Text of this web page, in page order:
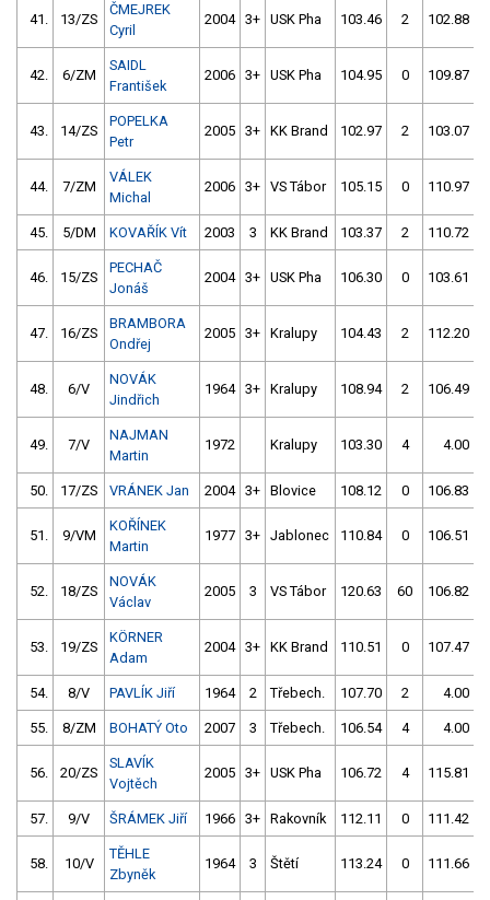
41. 13/ZS
ČMEJREK
Cyril
2004 3+ USK Pha 103.46 2 102.88
42. 6/ZM
SAIDL
František
2006 3+ USK Pha 104.95 0 109.87
43. 14/ZS
POPELKA
Petr
2005 3+ KK Brand 102.97 2 103.07
44. 7/ZM
VÁLEK
Michal
2006 3+ VS Tábor 105.15 0 110.97
45. 5/DM KOVAŘÍK Vít 2003 3 KK Brand 103.37 2 110.72
46. 15/ZS
PECHAČ
Jonáš
2004 3+ USK Pha 106.30 0 103.61
47. 16/ZS
BRAMBORA
Ondřej
2005 3+ Kralupy 104.43 2 112.20
48. 6/V
NOVÁK
Jindřich
1964 3+ Kralupy 108.94 2 106.49
49. 7/V
NAJMAN
Martin
1972 Kralupy 103.30 4 4.00
50. 17/ZS VRÁNEK Jan 2004 3+ Blovice 108.12 0 106.83
51. 9/VM
KOŘÍNEK
Martin
1977 3+ Jablonec 110.84 0 106.51
52. 18/ZS
NOVÁK
Václav
2005 3 VS Tábor 120.63 60 106.82
53. 19/ZS
KÖRNER
Adam
2004 3+ KK Brand 110.51 0 107.47
54. 8/V PAVLÍK Jiří 1964 2 Třebech. 107.70 2 4.00
55. 8/ZM BOHATÝ Oto 2007 3 Třebech. 106.54 4 4.00
56. 20/ZS
SLAVÍK
Vojtěch
2005 3+ USK Pha 106.72 4 115.81
57. 9/V ŠRÁMEK Jiří 1966 3+ Rakovník 112.11 0 111.42
58. 10/V
TĚHLE
Zbyněk
1964 3 Štětí 113.24 0 111.66